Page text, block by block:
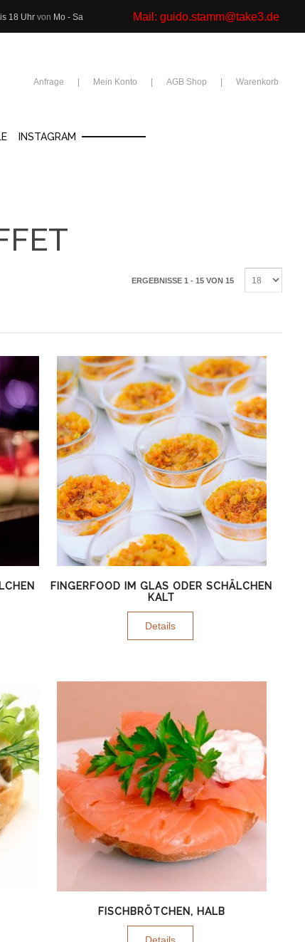
Mail: guido.stamm@take3.de
18 Uhr von Mo - Sa
Anfrage Mein Konto AGB Shop Warenkorb
INSTAGRAM
ERGEBNISSE 1 - 15 VON 15
FINGERFOOD IM GLAS ODER SCHÄLCHEN
KALT
Details
FISCHBRÖTCHEN, HALB